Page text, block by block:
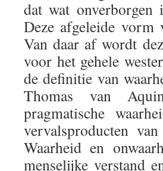
dat wat onverborgen
Deze afgeleide
Van daar af wordt
voor het gehele
de definitie van
Thomas van
pragmatische
vervalsproducten
Waarheid en
menselijke verstand